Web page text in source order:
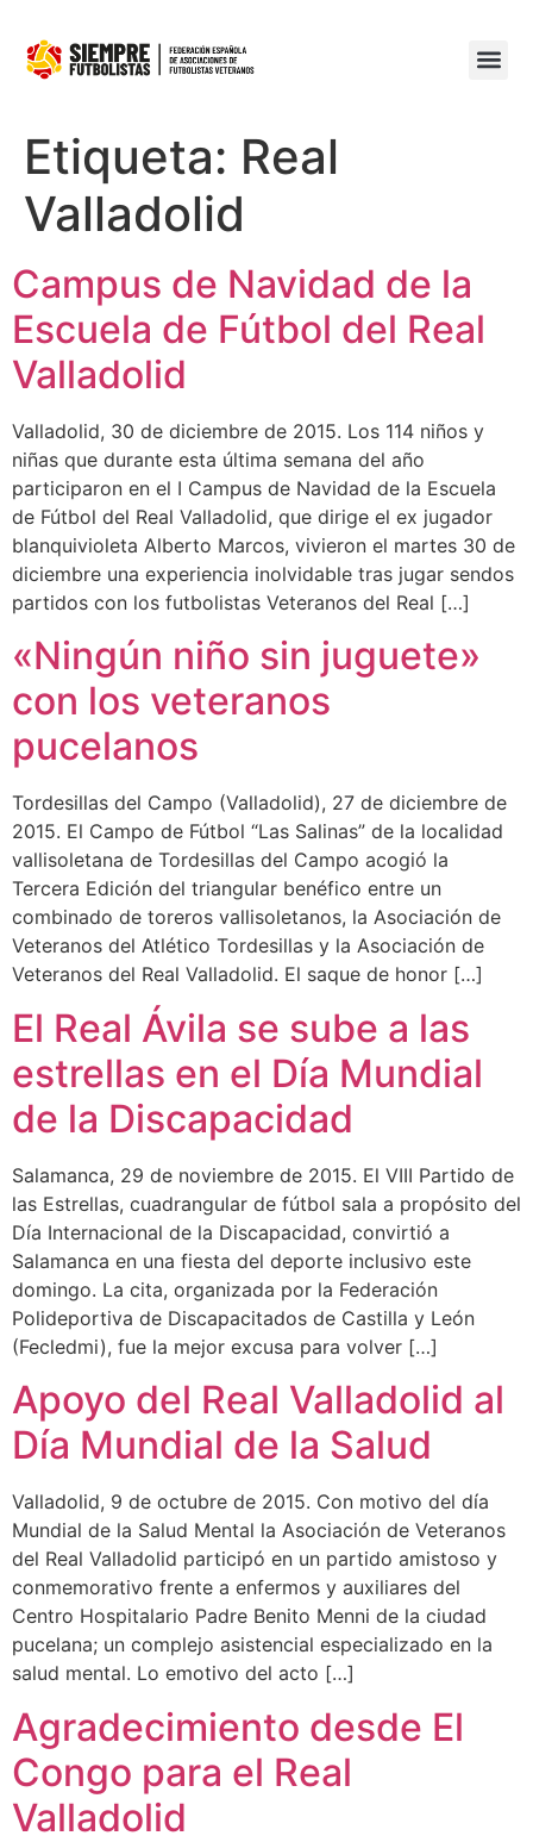
Etiqueta: Real
Valladolid
Campus de Navidad de la
Escuela de Fútbol del Real
Valladolid
Valladolid, 30 de diciembre de 2015. Los 114 niños y
niñas que durante esta última semana del año
participaron en el I Campus de Navidad de la Escuela
de Fútbol del Real Valladolid, que dirige el ex jugador
blanquivioleta Alberto Marcos, vivieron el martes 30 de
diciembre una experiencia inolvidable tras jugar sendos
partidos con los futbolistas Veteranos del Real […]
«Ningún niño sin juguete»
con los veteranos
pucelanos
Tordesillas del Campo (Valladolid), 27 de diciembre de
2015. El Campo de Fútbol “Las Salinas” de la localidad
vallisoletana de Tordesillas del Campo acogió la
Tercera Edición del triangular benéfico entre un
combinado de toreros vallisoletanos, la Asociación de
Veteranos del Atlético Tordesillas y la Asociación de
Veteranos del Real Valladolid. El saque de honor […]
El Real Ávila se sube a las
estrellas en el Día Mundial
de la Discapacidad
Salamanca, 29 de noviembre de 2015. El VIII Partido de
las Estrellas, cuadrangular de fútbol sala a propósito del
Día Internacional de la Discapacidad, convirtió a
Salamanca en una fiesta del deporte inclusivo este
domingo. La cita, organizada por la Federación
Polideportiva de Discapacitados de Castilla y León
(Fecledmi), fue la mejor excusa para volver […]
Apoyo del Real Valladolid al
Día Mundial de la Salud
Valladolid, 9 de octubre de 2015. Con motivo del día
Mundial de la Salud Mental la Asociación de Veteranos
del Real Valladolid participó en un partido amistoso y
conmemorativo frente a enfermos y auxiliares del
Centro Hospitalario Padre Benito Menni de la ciudad
pucelana; un complejo asistencial especializado en la
salud mental. Lo emotivo del acto […]
Agradecimiento desde El
Congo para el Real
Valladolid